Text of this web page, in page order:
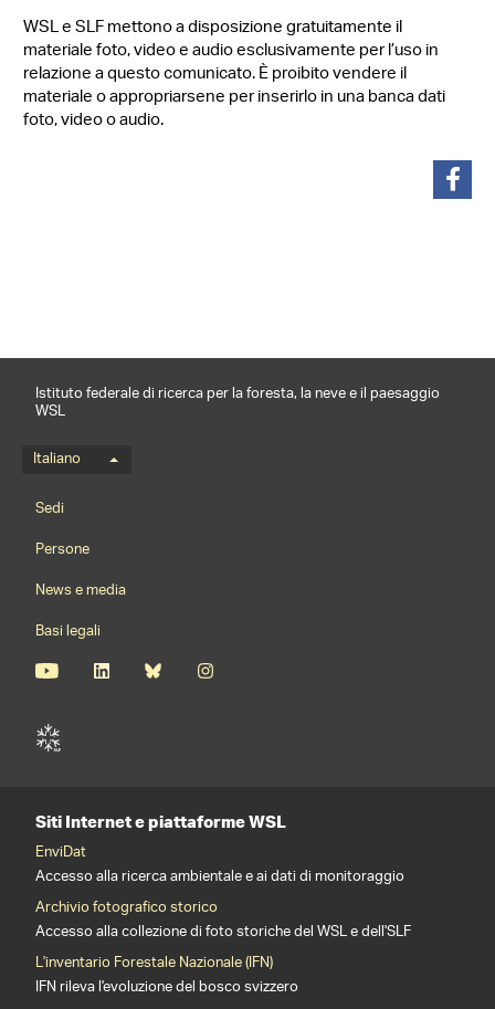
WSL e SLF mettono a disposizione gratuitamente il
materiale foto, video e audio esclusivamente per l’uso in
relazione a questo comunicato. È proibito vendere il
materiale o appropriarsene per inserirlo in una banca dati
foto, video o audio.
Istituto federale di ricerca per la foresta, la neve e il paesaggio
WSL
Menu della lingua
Italiano
Footernavigation
Sedi
Persone
News e media
Basi legali
Siti Internet e piattaforme WSL
EnviDat
Accesso alla ricerca ambientale e ai dati di monitoraggio
Archivio fotografico storico
Accesso alla collezione di foto storiche del WSL e dell'SLF
L'inventario Forestale Nazionale (IFN)
IFN rileva l'evoluzione del bosco svizzero